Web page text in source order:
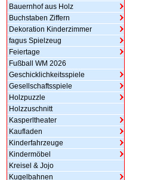
Bauernhof aus Holz
Buchstaben Ziffern
Dekoration Kinderzimmer
fagus Spielzeug
Feiertage
Fußball WM 2026
Geschicklichkeitsspiele
Gesellschaftsspiele
Holzpuzzle
Holzzuschnitt
Kasperltheater
Kaufladen
Kinderfahrzeuge
Kindermöbel
Kreisel & Jojo
Kugelbahnen